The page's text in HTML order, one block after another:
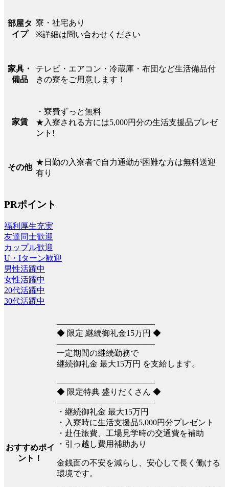
部屋タ
イプ
寮・社宅あり
※詳細は問い合わせください
家具・
備品
テレビ・エアコン・冷蔵庫・布団など生活備品付
きの寮をご用意します！
家賃
・寮費ずっと無料
★入寮される方には5,000円分の生活支援品プレゼ
ント!
その他
★日勤の入寮者で自力通勤が困難な方は無料送迎
有り
PRポイント
福利厚生充実
友達同士歓迎
カップル歓迎
U・Iターン歓迎
男性活躍中
女性活躍中
20代活躍中
30代活躍中
おすすめポイ
ント！
――――――――――――
◆ 限定 継続御礼金15万円 ◆
――――――――――――
一定期間の継続勤務で
継続御礼金 最大15万円 を支給します。
――――――――――――
◆ 限定特典 盛りだくさん ◆
――――――――――――
・継続御礼金 最大15万円
・入寮時に生活支援品5,000円分プレゼント
・赴任旅費、工場見学時の交通費を補助
・引っ越し費用補助あり
金銭面の不安を減らし、安心して長く働ける
環境です。